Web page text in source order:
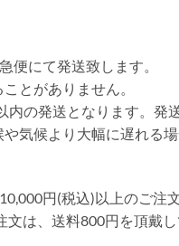
便にて発送致します。
とがありません。
の発送となります。発
気候より大幅に遅れる
円(税込)以上のご注
は、送料800円を頂戴し